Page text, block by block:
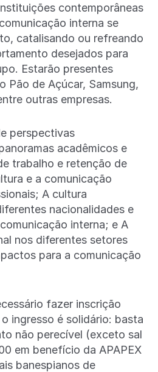
contemporâneas
interna se
catalisando ou refreando
desejados para
Estarão presentes
Pão de Açúcar, Samsung,
outras empresas.
perspectivas
acadêmicos e
trabalho e retenção de
e a comunicação
A cultura
nacionalidades e
interna; e A
nos diferentes setores
para a comunicação
fazer inscrição
ingresso é solidário: basta
não perecível (exceto sal
em benefício da APAPEX
banespianos de